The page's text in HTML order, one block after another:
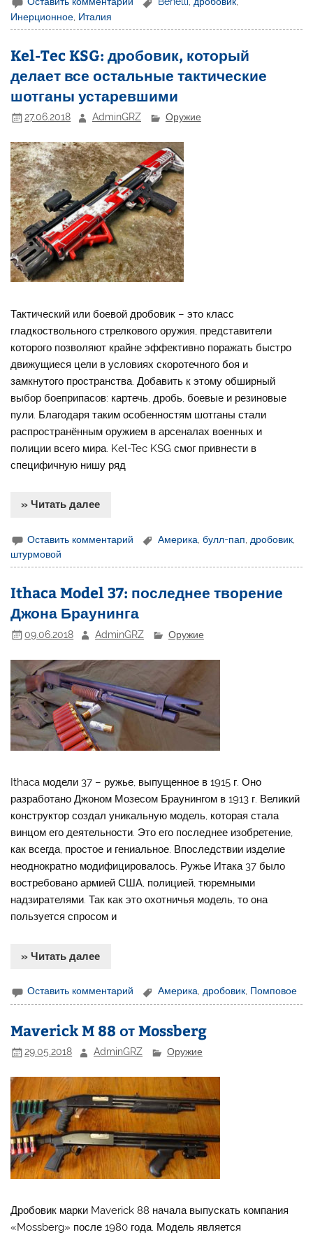
Инерционное Италия
Kel-Tec KSG: дробовик, который
делает все остальные тактические
шотганы устаревшими
27.06.2018 AdminGRZ Оружие
Тактический или боевой дробовик – это класс
гладкоствольного стрелкового оружия, представители
которого позволяют крайне эффективно поражать быстро
движущиеся цели в условиях скоротечного боя и
замкнутого пространства. Добавить к этому обширный
выбор боеприпасов: картечь, дробь, боевые и резиновые
пули. Благодаря таким особенностям шотганы стали
распространённым оружием в арсеналах военных и
полиции всего мира. Kel-Tec KSG смог привнести в
специфичную нишу ряд
» Читать далее
Оставить комментарий Америка ,булл-пап дробовик
штурмовой
Ithaca Model 37: последнее творение
Джона Браунинга
09.06.2018 AdminGRZ Оружие
Ithaca модели 37 – ружье, выпущенное в 1915 г. Оно
разработано Джоном Мозесом Браунингом в 1913 г. Великий
конструктор создал уникальную модель, которая стала
винцом его деятельности. Это его последнее изобретение,
как всегда, простое и гениальное. Впоследствии изделие
неоднократно модифицировалось. Ружье Итака 37 было
востребовано армией США, полицией, тюремными
надзирателями. Так как это охотничья модель, то она
пользуется спросом и
» Читать далее
Оставить комментарий Америка дробовик Помповое
Maverick M 88 от Mossberg
29.05.2018 AdminGRZ Оружие
Дробовик марки Maverick 88 начала выпускать компания
«Mossberg» после 1980 года. Модель является